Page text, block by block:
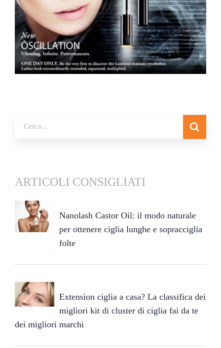
ARTICOLI CONSIGLIATI
Nanolash Castor Oil: il modo naturale
per ottenere ciglia lunghe e sopracciglia
folte
Extension ciglia a casa? La classifica dei
migliori kit di cluster di ciglia fai da te
dei migliori marchi